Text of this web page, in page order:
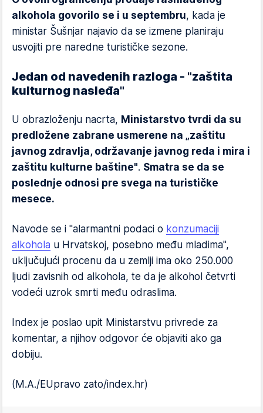
alkohola govorilo se i u septembru, kada je
ministar Šušnjar najavio da se izmene planiraju
usvojiti pre naredne turističke sezone.
Jedan od navedenih razloga - "zaštita
kulturnog nasleđa"
U obrazloženju nacrta, Ministarstvo tvrdi da su
predložene zabrane usmerene na „zaštitu
javnog zdravlja, održavanje javnog reda i mira i
zaštitu kulturne baštine". Smatra se da se
poslednje odnosi pre svega na turističke
mesece.
Navode se i "alarmantni podaci o konzumaciji
alkohola u Hrvatskoj, posebno među mladima",
uključujući procenu da u zemlji ima oko 250.000
ljudi zavisnih od alkohola, te da je alkohol četvrti
vodeći uzrok smrti među odraslima.
Index je poslao upit Ministarstvu privrede za
komentar, a njihov odgovor će objaviti ako ga
dobiju.
(M.A./EUpravo zato/index.hr)